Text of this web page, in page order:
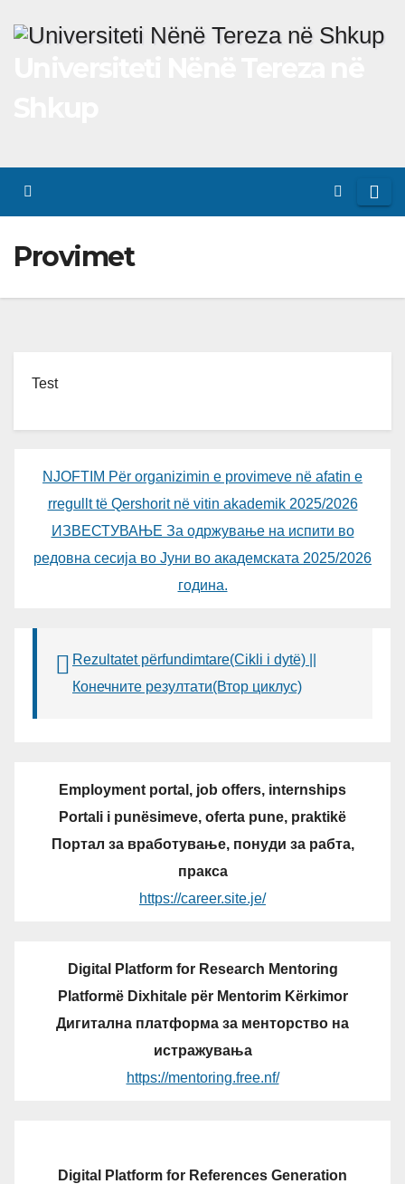
Provimet
Test
NJOFTIM Për organizimin e provimeve në afatin e
rregullt të Qershorit në vitin akademik 2025/2026
ИЗВЕСТУВАЊЕ За одржување на испити во
редовна сесија во Јуни во академската 2025/2026
година.
Rezultatet përfundimtare(Cikli i dytë) ||
Конечните резултати(Втор циклус)
Employment portal, job offers, internships
Portali i punësimeve, oferta pune, praktikë
Портал за вработување, понуди за рабта,
пракса
https://career.site.je/
Digital Platform for Research Mentoring
Platformë Dixhitale për Mentorim Kërkimor
Дигитална платформа за менторство на
истражувања
https://mentoring.free.nf/
Digital Platform for References Generation